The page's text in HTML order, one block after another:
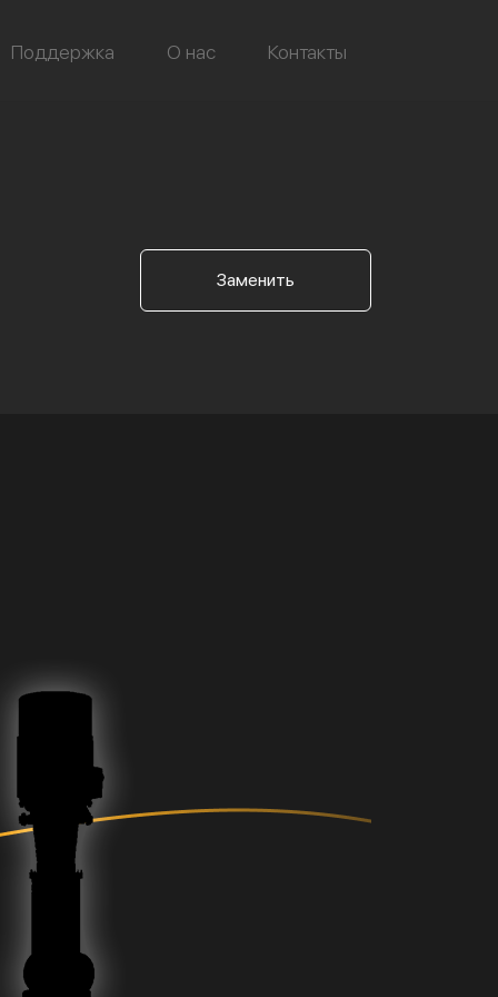
Поддержка О нас Контакты
Заменить